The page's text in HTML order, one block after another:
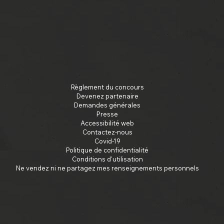
Règlement du concours
Devenez partenaire
Demandes générales
Presse
Accessibilité web
Contactez-nous
Covid-19
Politique de confidentialité
Conditions d'utilisation
Ne vendez ni ne partagez mes renseignements personnels